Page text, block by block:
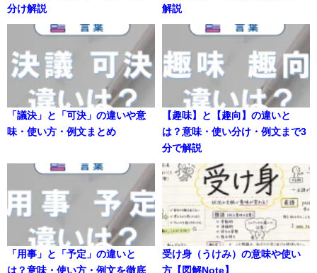
分け解説
解説
「議決」と「可決」の違いや意
味・使い方・例文まとめ
【趣味】と【趣向】の違いと
は？意味・使い分け・例文まで3
分で解説
「用事」と「予定」の違いと
は？意味・使い方・例文を徹底
受け身（うけみ）の意味や使い
方【図解Note】